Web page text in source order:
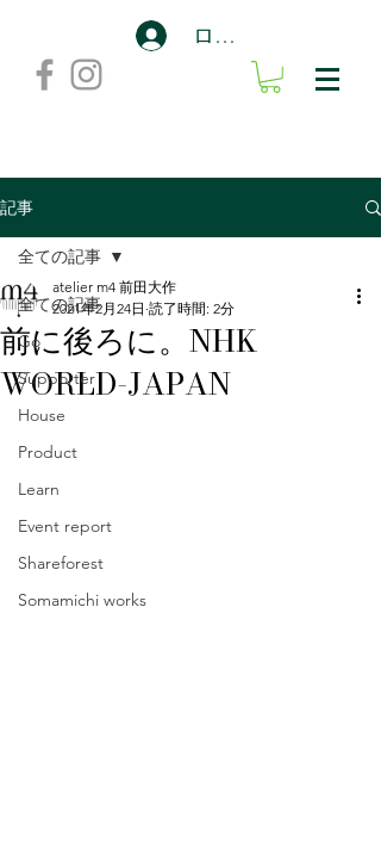
ログイン
記事
全ての記事
Go
Supporter
House
Product
Learn
Event report
Shareforest
Somamichi works
全ての記事
前に後ろに。NHK
WORLD-JAPAN
atelier m4 前田大作
2021年2月24日 読了時間: 2分